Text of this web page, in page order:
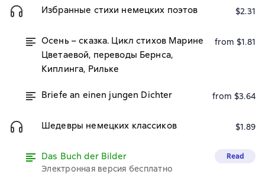
Избранные стихи немецких поэтов $2.31
Осень – сказка. Цикл стихов Марине
Цветаевой, переводы Бернса,
Киплинга, Рильке
from $1.81
Briefe an einen jungen Dichter from $3.64
Шедевры немецких классиков $1.89
Das Buch der Bilder
Электронная версия бесплатно
Read